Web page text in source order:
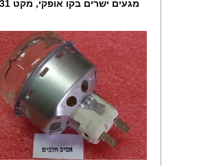
מגעים ישרים בקו אופקי, מקט 012831